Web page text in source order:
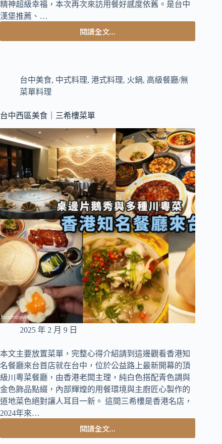
精神超級幸福，本次再次來訪用餐好感度依舊。是台中
漢堡推薦、…
閱讀全文...
台
美
台
灣
溫
體
牛
製
成
的
漢
堡
肉，
高
人
氣
勤
美
早
午
餐
推
台中美食, 中式料理, 港式料理, 火鍋, 高級餐廳/無
菜單料理
台中西區美食｜三希樓菜單
2025 年 2 月 9 日
本文主要放置菜單，完整心得介紹請到這邊觀看香港知
名餐廳來台首店就在台中，位於公益路上最新開幕的頂
級川粵菜餐廳，由香港老闆主理，純白色搭配青色調與
金色飾品點綴，內部輝煌的用餐環境與主廚匠心製作的
道地菜色絕對讓人耳目一新。 這間三希樓是香港名店，
2024年來…
閱讀全文...
台